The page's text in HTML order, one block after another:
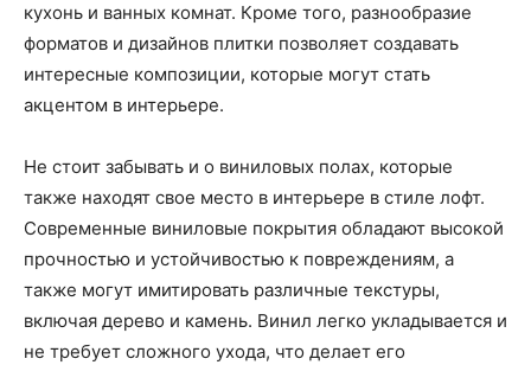
кухонь и ванных комнат. Кроме того, разнообразие
форматов и дизайнов плитки позволяет создавать
интересные композиции, которые могут стать
акцентом в интерьере.
Не стоит забывать и о виниловых полах, которые
также находят свое место в интерьере в стиле лофт.
Современные виниловые покрытия обладают высокой
прочностью и устойчивостью к повреждениям, а
также могут имитировать различные текстуры,
включая дерево и камень. Винил легко укладывается и
не требует сложного ухода, что делает его